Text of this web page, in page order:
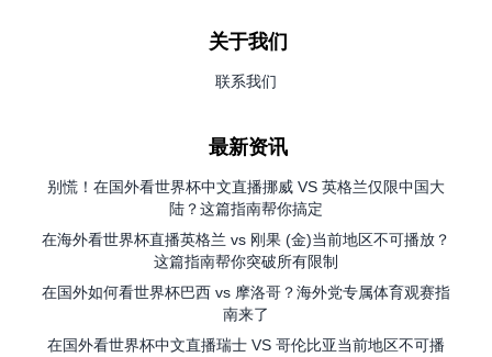
关于我们
联系我们
最新资讯
别慌！在国外看世界杯中文直播挪威 VS 英格兰仅限中国大
陆？这篇指南帮你搞定
在海外看世界杯直播英格兰 vs 刚果 (金)当前地区不可播放？
这篇指南帮你突破所有限制
在国外如何看世界杯巴西 vs 摩洛哥？海外党专属体育观赛指
南来了
在国外看世界杯中文直播瑞士 VS 哥伦比亚当前地区不可播